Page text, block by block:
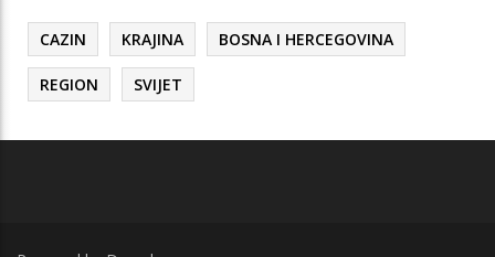
CAZIN KRAJINA BOSNA I HERCEGOVINA
REGION SVIJET